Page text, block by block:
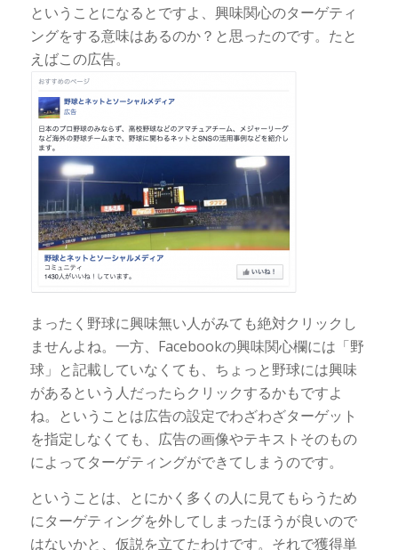
ということになるとですよ、興味関心のターゲティ
ングをする意味はあるのか？と思ったのです。たと
えばこの広告。
まったく野球に興味無い人がみても絶対クリックし
ませんよね。一方、Facebookの興味関心欄には「野
球」と記載していなくても、ちょっと野球には興味
があるという人だったらクリックするかもですよ
ね。ということは広告の設定でわざわざターゲット
を指定しなくても、広告の画像やテキストそのもの
によってターゲティングができてしまうのです。
ということは、とにかく多くの人に見てもらうため
にターゲティングを外してしまったほうが良いので
はないかと、仮説を立てたわけです。それで獲得単